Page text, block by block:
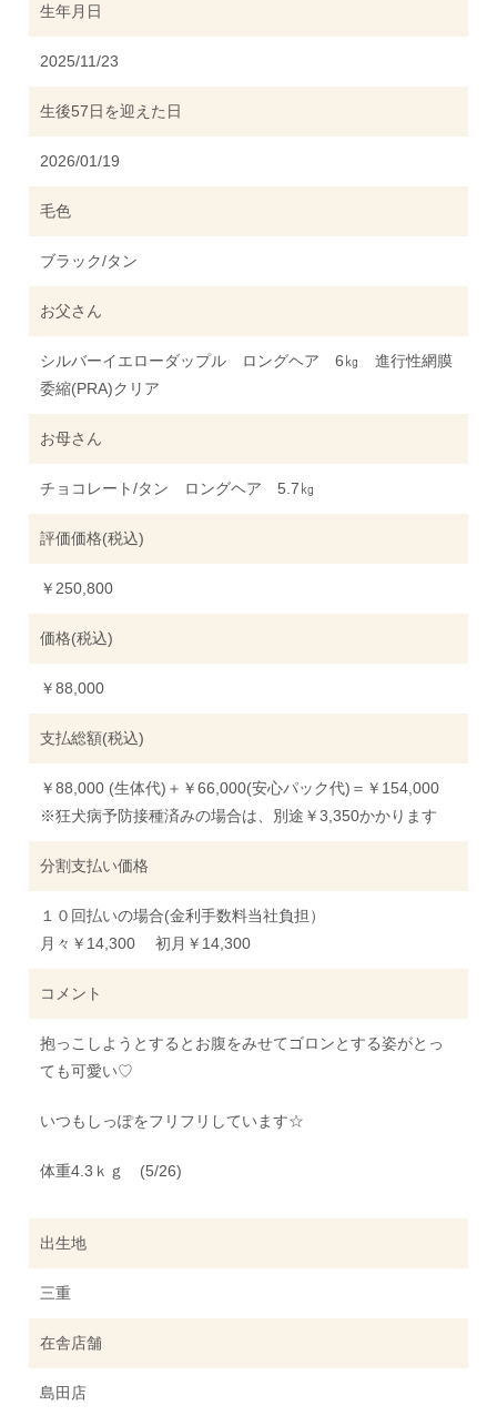
生年月日
2025/11/23
生後57日を迎えた日
2026/01/19
毛色
ブラック/タン
お父さん
シルバーイエローダップル ロングヘア 6㎏ 進行性網膜
委縮(PRA)クリア
お母さん
チョコレート/タン ロングヘア 5.7㎏
評価価格(税込)
￥250,800
価格(税込)
￥88,000
支払総額(税込)
￥88,000 (生体代)＋￥66,000(安心パック代)＝￥154,000
※狂犬病予防接種済みの場合は、別途￥3,350かかります
分割支払い価格
１０回払いの場合(金利手数料当社負担）
月々￥14,300 初月￥14,300
コメント
抱っこしようとするとお腹をみせてゴロンとする姿がとっ
ても可愛い♡
いつもしっぽをフリフリしています☆
体重4.3ｋｇ (5/26)
出生地
三重
在舎店舗
島田店